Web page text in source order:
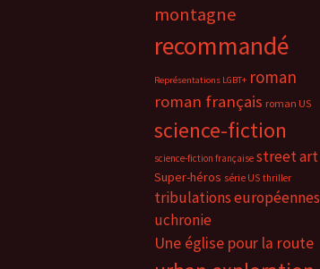
montagne
recommandé
Représentations LGBT+ roman
roman français roman US
science-fiction
science-fiction française street art
Super-héros série US thriller
tribulations européennes
uchronie
Une église pour la route